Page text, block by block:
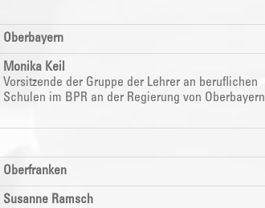
Oberbayern
Monika Keil
Vorsitzende der Gruppe der Lehrer an beruflichen
Schulen im BPR an der Regierung von Oberbayern
Oberfranken
Susanne Ramsch